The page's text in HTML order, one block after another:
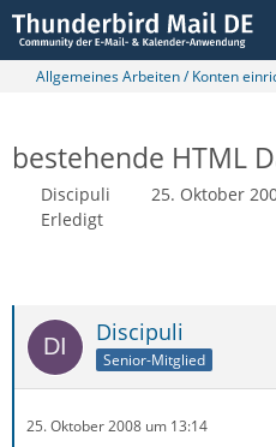
Allgemeines Arbeiten / Konten
bestehende HTML
Discipuli 25. Oktober
Erledigt
Discipuli
Senior-Mitglied
25. Oktober 2008 um 13:14